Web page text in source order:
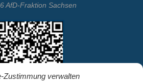
Zustimmung verwalten
AfD-Fraktion Sachsen